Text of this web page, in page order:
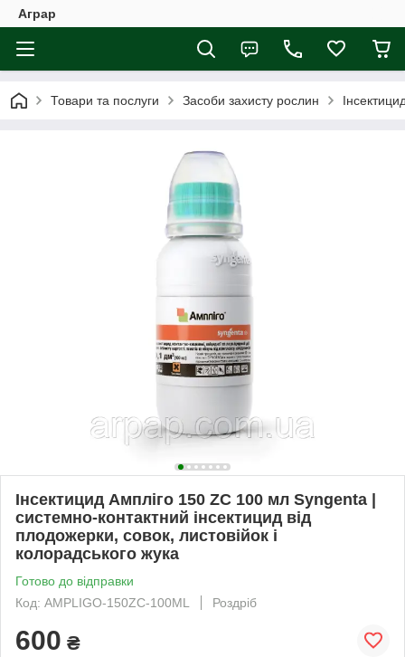
Аграр
Товари та послуги Засоби захисту рослин
Інсектицид Ампліго 150 ZC 100 мл Syngenta |
системно-контактний інсектицид від
плодожерки, совок, листовійок і
колорадського жука
Готово до відправки
Код: AMPLIGO-150ZC-100ML
Роздріб
600 ₴